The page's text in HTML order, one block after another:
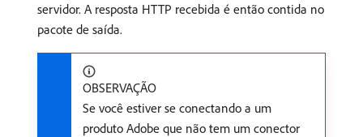
servidor. A resposta HTTP recebida é então contida no
pacote de saída.
OBSERVAÇÃO
Se você estiver se conectando a um
produto Adobe que não tem um conector